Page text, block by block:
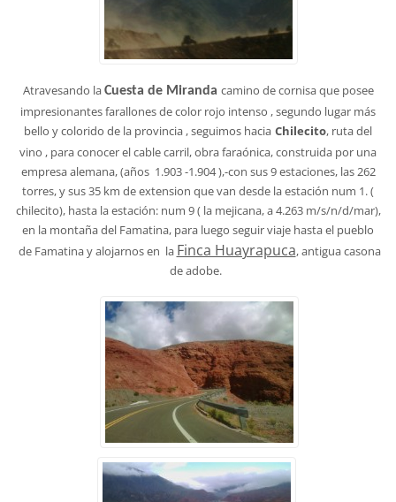
Atravesando laCuesta de Miranda camino de cornisa que posee
impresionantes farallones de color rojo intenso , segundo lugar más
bello y colorido de la provincia , seguimos hacia Chilecito, ruta del
vino , para conocer el cable carril, obra faraónica, construida por una
empresa alemana, (años 1.903 -1.904 ),-con sus 9 estaciones, las 262
torres, y sus 35 km de extension que van desde la estación num 1. (
chilecito), hasta la estación: num 9 ( la mejicana, a 4.263 m/s/n/d/mar),
en la montaña del Famatina, para luego seguir viaje hasta el pueblo
de Famatina y alojarnos en la Finca Huayrapuca, antigua casona
de adobe.